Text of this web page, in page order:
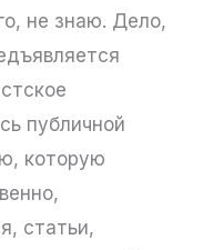
не знаю. Дело,
публичной
которую
статьи,